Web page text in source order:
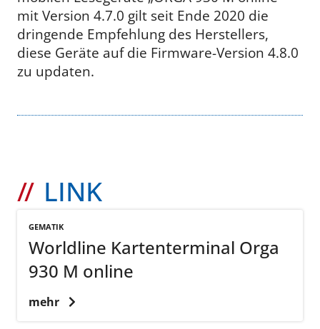
mit Version 4.7.0 gilt seit Ende 2020 die
dringende Empfehlung des Herstellers,
diese Geräte auf die Firmware-Version 4.8.0
zu updaten.
LINK
GEMATIK
Worldline Kartenterminal Orga
930 M online
mehr